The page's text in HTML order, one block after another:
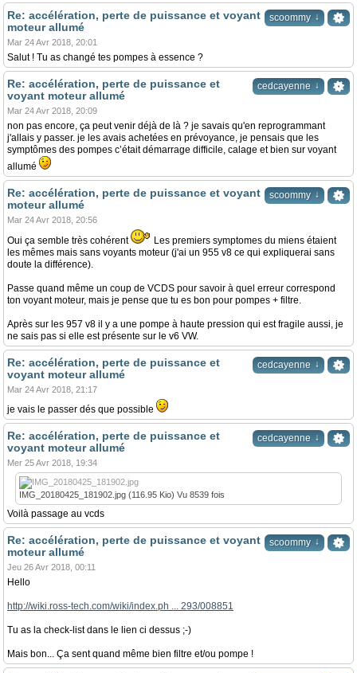
scoommy ↓
Re: accélération, perte de puissance et voyant
moteur allumé
Mar 24 Avr 2018, 20:01
Salut ! Tu as changé tes pompes à essence ?
cedcayenne ↓
Re: accélération, perte de puissance et
voyant moteur allumé
Mar 24 Avr 2018, 20:09
non pas encore, ça peut venir déjà de là ? je savais qu'en reprogrammant
j'allais y passer. je les avais achetées en prévoyance, je pensais que les
symptômes des pompes c’était démarrage difficile, calage et bien sur voyant
allumé
scoommy ↓
Re: accélération, perte de puissance et voyant
moteur allumé
Mar 24 Avr 2018, 20:56
Oui ça semble très cohérent
Les premiers symptomes du miens étaient
les mêmes mais sans voyants moteur (j'ai un 955 v8 ce qui expliquerai sans
doute la différence).
Passe quand même un coup de VCDS pour savoir à quel erreur correspond
ton voyant moteur, mais je pense que tu es bon pour pompes + filtre.
Après sur les 957 v8 il y a une pompe à haute pression qui est fragile aussi, je
ne sais pas si elle est présente sur le v6 VW.
cedcayenne ↓
Re: accélération, perte de puissance et
voyant moteur allumé
Mar 24 Avr 2018, 21:17
je vais le passer dés que possible
cedcayenne ↓
Re: accélération, perte de puissance et
voyant moteur allumé
Mer 25 Avr 2018, 19:34
IMG_20180425_181902.jpg (116.95 Kio) Vu 8539 fois
Voilà passage au vcds
scoommy ↓
Re: accélération, perte de puissance et voyant
moteur allumé
Jeu 26 Avr 2018, 00:11
Hello
http://wiki.ross-tech.com/wiki/index.ph ... 293/008851
Tu as la check-list dans le lien ci dessus ;-)
Mais bon... Ça sent quand même bien filtre et/ou pompe !